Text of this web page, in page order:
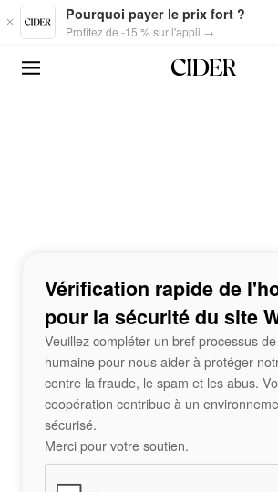
Skip to main content
Pourquoi payer le prix fort ?
Profitez de -15 % sur l'appli →
Vérification rapide de
pour la sécurité du site
Veuillez compléter un bref processus
humaine pour nous aider à protéger
contre la fraude, le spam et les abus.
coopération contribue à un
sécurisé.
Merci pour votre soutien.